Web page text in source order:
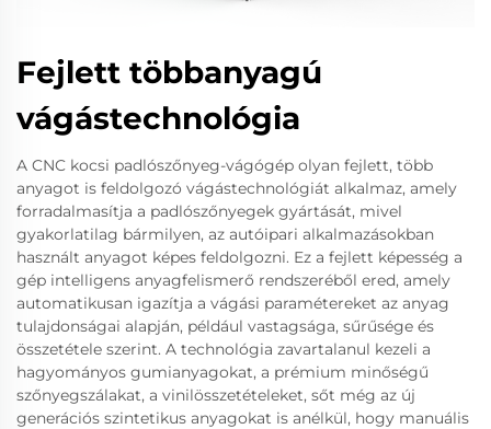
Fejlett többanyagú
vágástechnológia
A CNC kocsi padlószőnyeg-vágógép olyan fejlett, több
anyagot is feldolgozó vágástechnológiát alkalmaz, amely
forradalmasítja a padlószőnyegek gyártását, mivel
gyakorlatilag bármilyen, az autóipari alkalmazásokban
használt anyagot képes feldolgozni. Ez a fejlett képesség a
gép intelligens anyagfelismerő rendszeréből ered, amely
automatikusan igazítja a vágási paramétereket az anyag
tulajdonságai alapján, például vastagsága, sűrűsége és
összetétele szerint. A technológia zavartalanul kezeli a
hagyományos gumianyagokat, a prémium minőségű
szőnyegszálakat, a vinilösszetételeket, sőt még az új
generációs szintetikus anyagokat is anélkül, hogy manuális